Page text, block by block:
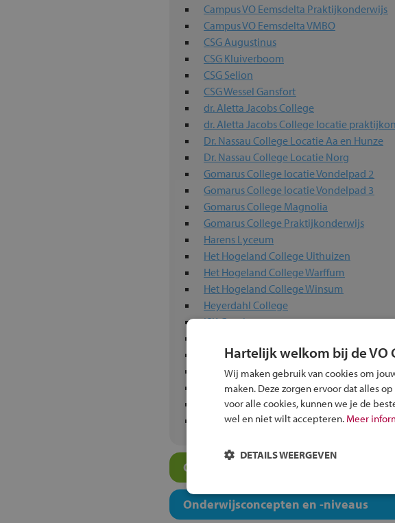
Campus VO Eemsdelta Praktijkonderwijs
Campus VO Eemsdelta VMBO
CSG Augustinus
CSG Kluiverboom
CSG Selion
CSG Wessel Gansfort
dr. Aletta Jacobs College
dr. Aletta Jacobs College locatie
Dr. Nassau College Locatie Aa en Hunze
Dr. Nassau College Locatie Norg
Gomarus College locatie Vondelpad 2
Gomarus College locatie Vondelpad 3
Gomarus College Magnolia
Gomarus College Praktijkonderwijs
Harens Lyceum
Het Hogeland College Uithuizen
Het Hogeland College Warffum
Het Hogeland College Winsum
Heyerdahl College
ISK Groningen
Kentalis Dr. J. de Graafschool VSO
Lauwers College Grijpskerk
Leon van Gelder
Luzac Groningen
Maartenscollege Haren
Overige scholen in jouw regio
Onderwijsconcepten en -niveaus
Hartelijk welkom bij de VO
Wij maken gebruik van cookies om
maken. Deze zorgen ervoor dat alles
voor alle cookies, kunnen we je de
wel en niet wilt accepteren. Meer
DETAILS WEERGEVEN